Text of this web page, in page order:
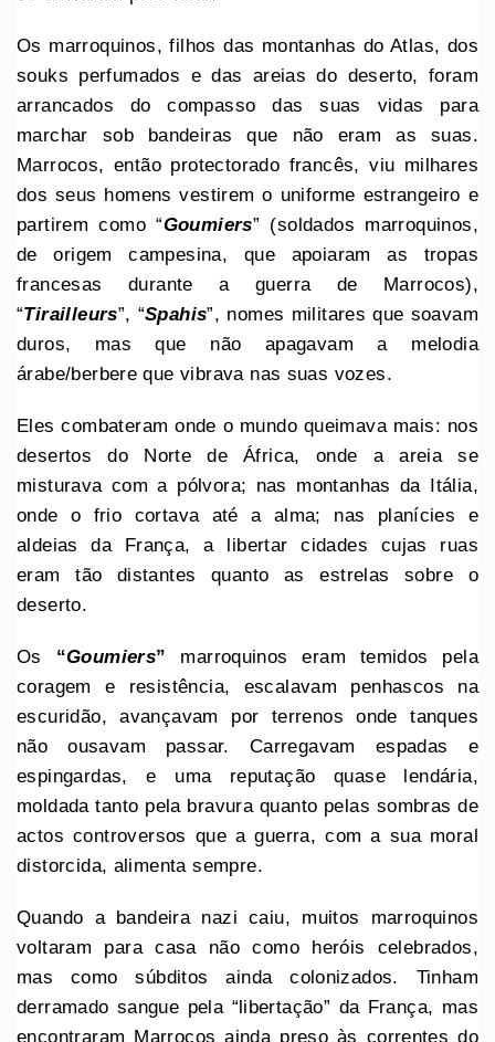
Os marroquinos, filhos das montanhas do Atlas, dos
souks perfumados e das areias do deserto, foram
arrancados do compasso das suas vidas para
marchar sob bandeiras que não eram as suas.
Marrocos, então protectorado francês, viu milhares
dos seus homens vestirem o uniforme estrangeiro e
partirem como “Goumiers” (soldados marroquinos,
de origem campesina, que apoiaram as tropas
francesas durante a guerra de Marrocos),
“Tirailleurs”, “Spahis”, nomes militares que soavam
duros, mas que não apagavam a melodia
árabe/berbere que vibrava nas suas vozes.
Eles combateram onde o mundo queimava mais: nos
desertos do Norte de África, onde a areia se
misturava com a pólvora; nas montanhas da Itália,
onde o frio cortava até a alma; nas planícies e
aldeias da França, a libertar cidades cujas ruas
eram tão distantes quanto as estrelas sobre o
deserto.
Os “Goumiers” marroquinos eram temidos pela
coragem e resistência, escalavam penhascos na
escuridão, avançavam por terrenos onde tanques
não ousavam passar. Carregavam espadas e
espingardas, e uma reputação quase lendária,
moldada tanto pela bravura quanto pelas sombras de
actos controversos que a guerra, com a sua moral
distorcida, alimenta sempre.
Quando a bandeira nazi caiu, muitos marroquinos
voltaram para casa não como heróis celebrados,
mas como súbditos ainda colonizados. Tinham
derramado sangue pela “libertação” da França, mas
encontraram Marrocos ainda preso às correntes do